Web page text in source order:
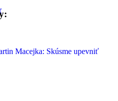
Macejka: Skúsme upevniť